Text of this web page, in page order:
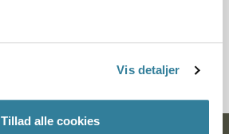
Vis detaljer
Tillad alle cookies